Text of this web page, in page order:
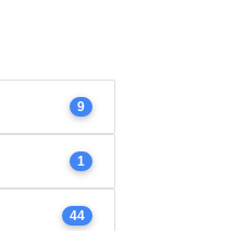
9
1
44